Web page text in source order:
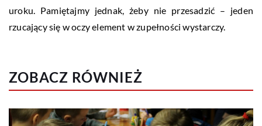
uroku. Pamiętajmy jednak, żeby nie przesadzić – jeden
rzucający się w oczy element w zupełności wystarczy.
ZOBACZ RÓWNIEŻ